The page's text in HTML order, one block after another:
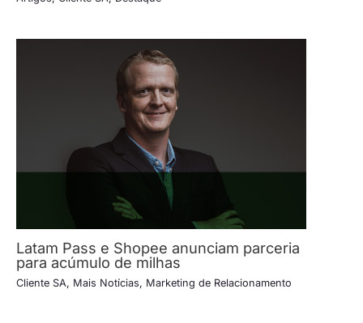
Latam Pass e Shopee anunciam parceria
para acúmulo de milhas
Cliente SA, Mais Notícias, Marketing de Relacionamento